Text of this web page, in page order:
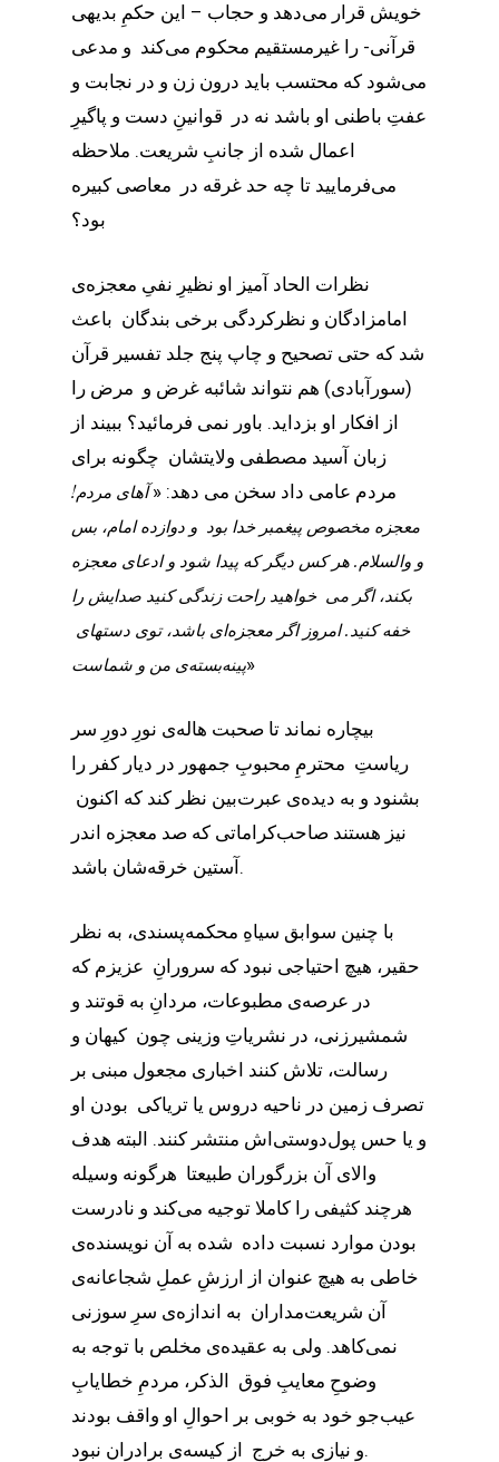
خویش قرار می‌دهد و حجاب – این حکمِ بدیهی
قرآنی- را غیرمستقیم محکوم می‌کند و مدعی
می‌شود که محتسب باید درون زن و در نجابت و
عفتِ باطنی او باشد نه در قوانینِ دست و پاگیرِ
اعمال شده از جانبِ شریعت. ملاحظه
می‌فرمایید تا چه حد غرقه در معاصی کبیره
بود؟
نظرات الحاد آمیز او نظیرِ نفیِ معجزه‌ی
امامزادگان و نظرکردگی برخی بندگان باعث
شد که حتی تصحیح و چاپ پنج جلد تفسیر قرآن
(سورآبادی) هم نتواند شائبه غرض و مرض را
از افکار او بزداید. باور نمی فرمائید؟ ببیند از
زبان آسید مصطفی ولایتشان چگونه برای
مردم عامی داد سخن می دهد: «آهای مردم!
معجزه مخصوص پیغمبر خدا بود و دوازده امام، بس
و والسلام. هر کس دیگر که پیدا شود و ادعای معجزه
بکند، اگر می خواهید راحت زندگی کنید صدایش را
خفه کنید. امروز اگر معجزه‌ای باشد، توی دستهای
پینه‌بسته‌ی من و شماست»
بیچاره نماند تا صحبت هاله‌ی نورِ دورِ سر
ریاستِ محترمِ محبوبِ جمهور در دیار کفر را
بشنود و به دیده‌ی عبرت‌بین نظر کند که اکنون
نیز هستند صاحب‌کراماتی که صد معجزه اندر
آستین خرقه‌شان باشد.
با چنین سوابق سیاهِ محکمه‌پسندی، به نظر
حقیر، هیچ احتیاجی نبود که سرورانِ عزیزم که
در عرصه‌ی مطبوعات، مردانِ به قوتند و
شمشیرزنی، در نشریاتِ وزینی چون کیهان و
رسالت، تلاش کنند اخباری مجعول مبنی بر
تصرف زمین در ناحیه دروس یا تریاکی بودن او
و یا حس پول‌دوستی‌اش منتشر کنند. البته هدف
والای آن بزرگوران طبیعتا هرگونه وسیله
هرچند کثیفی را کاملا توجیه می‌کند و نادرست
بودن موارد نسبت داده شده به آن نویسنده‌ی
خاطی به هیچ عنوان از ارزشِ عملِ شجاعانه‌ی
آن شریعت‌مداران به اندازه‌ی سرِ سوزنی
نمی‌کاهد. ولی به عقیده‌ی مخلص با توجه به
وضوحِ معایبِ فوق الذکر، مردمِ خطایابِ
عیب‌جو خود به خوبی بر احوالِ او واقف بودند
و نیازی به خرج از کیسه‌ی برادران نبود.